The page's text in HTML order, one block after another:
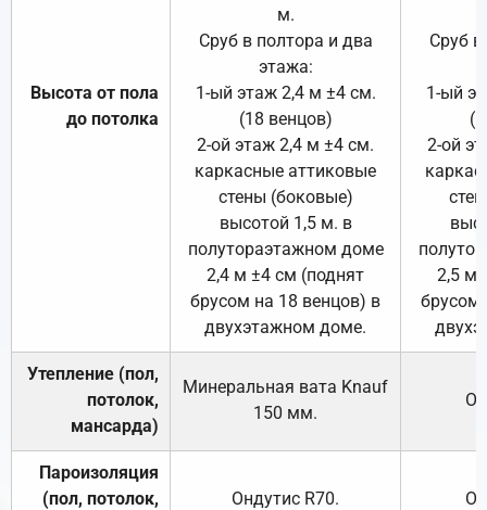
Высота от пола
до потолка
м.
Сруб в полтора и два
этажа:
1-ый этаж 2,4 м ±4 см.
(18 венцов)
2-ой этаж 2,4 м ±4 см.
каркасные аттиковые
стены (боковые)
высотой 1,5 м. в
полутораэтажном доме
2,4 м ±4 см (поднят
брусом на 18 венцов) в
двухэтажном доме.
Сруб
1-ый
2-ой
2,5 м
брусом
Утепление (пол,
потолок,
мансарда)
Минеральная вата Knauf
150 мм.
Пароизоляция
(пол, потолок,
Ондутис R70.